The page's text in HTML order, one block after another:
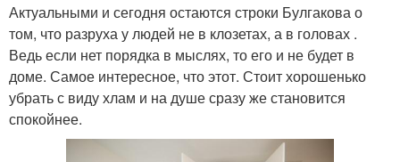
Актуальными и сегодня остаются строки Булгакова о
том, что разруха у людей не в клозетах, а в головах .
Ведь если нет порядка в мыслях, то его и не будет в
доме. Самое интересное, что этот. Стоит хорошенько
убрать с виду хлам и на душе сразу же становится
спокойнее.